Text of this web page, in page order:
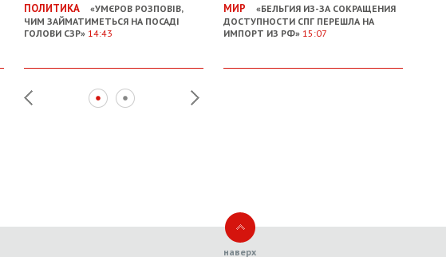
ПОЛИТИКА
«УМЄРОВ РОЗПОВІВ,
ЧИМ ЗАЙМАТИМЕТЬСЯ НА ПОСАДІ
ГОЛОВИ СЗР» 14:43
МИР
«БЕЛЬГИЯ ИЗ-ЗА СОКРАЩЕНИЯ
ДОСТУПНОСТИ СПГ ПЕРЕШЛА НА
ИМПОРТ ИЗ РФ» 15:07
наверх